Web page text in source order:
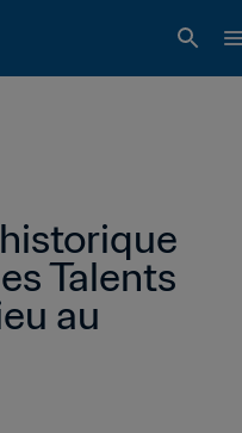
Talents
au